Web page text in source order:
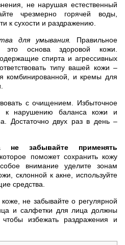
не нарушая естественный
чрезмерно горячей воды,
к сухости и раздражению.
для умывания.
Правильное
основа здоровой кожи.
спирта и агрессивных
типу вашей кожи –
комбинированной, и кремы для
с очищением. Избыточное
к нарушению баланса кожи и
Достаточно двух раз в день –
не забывайте применять
которое поможет сохранить кожу
внимание уделите зонам
склонной к акне, используйте
средства.
не забывайте о регулярной
и салфетки для лица должны
избежать раздражения и